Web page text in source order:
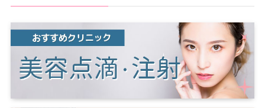
宮城 仙台
自由が丘 豊洲 葛西
蒲田 北千住
錦糸町 吉祥寺 立川
町田 八王子
新潟
京都
兵庫 神戸 西宮
山口
鳥取
愛媛 松山
徳島
天神 北九州
長崎 長崎市